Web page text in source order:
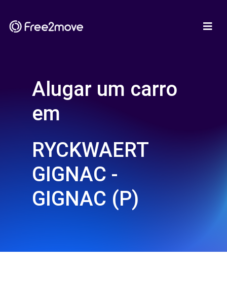
Alugar um carro
em
RYCKWAERT
GIGNAC -
GIGNAC (P)